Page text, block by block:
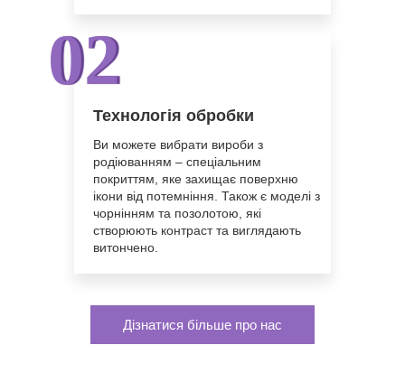
02
Технологiя обробки
Ви можете вибрати вироби з
родіюванням – спеціальним
покриттям, яке захищає поверхню
ікони від потемніння. Також є моделі з
чорнінням та позолотою, які
створюють контраст та виглядають
витончено.
Дізнатися більше про нас